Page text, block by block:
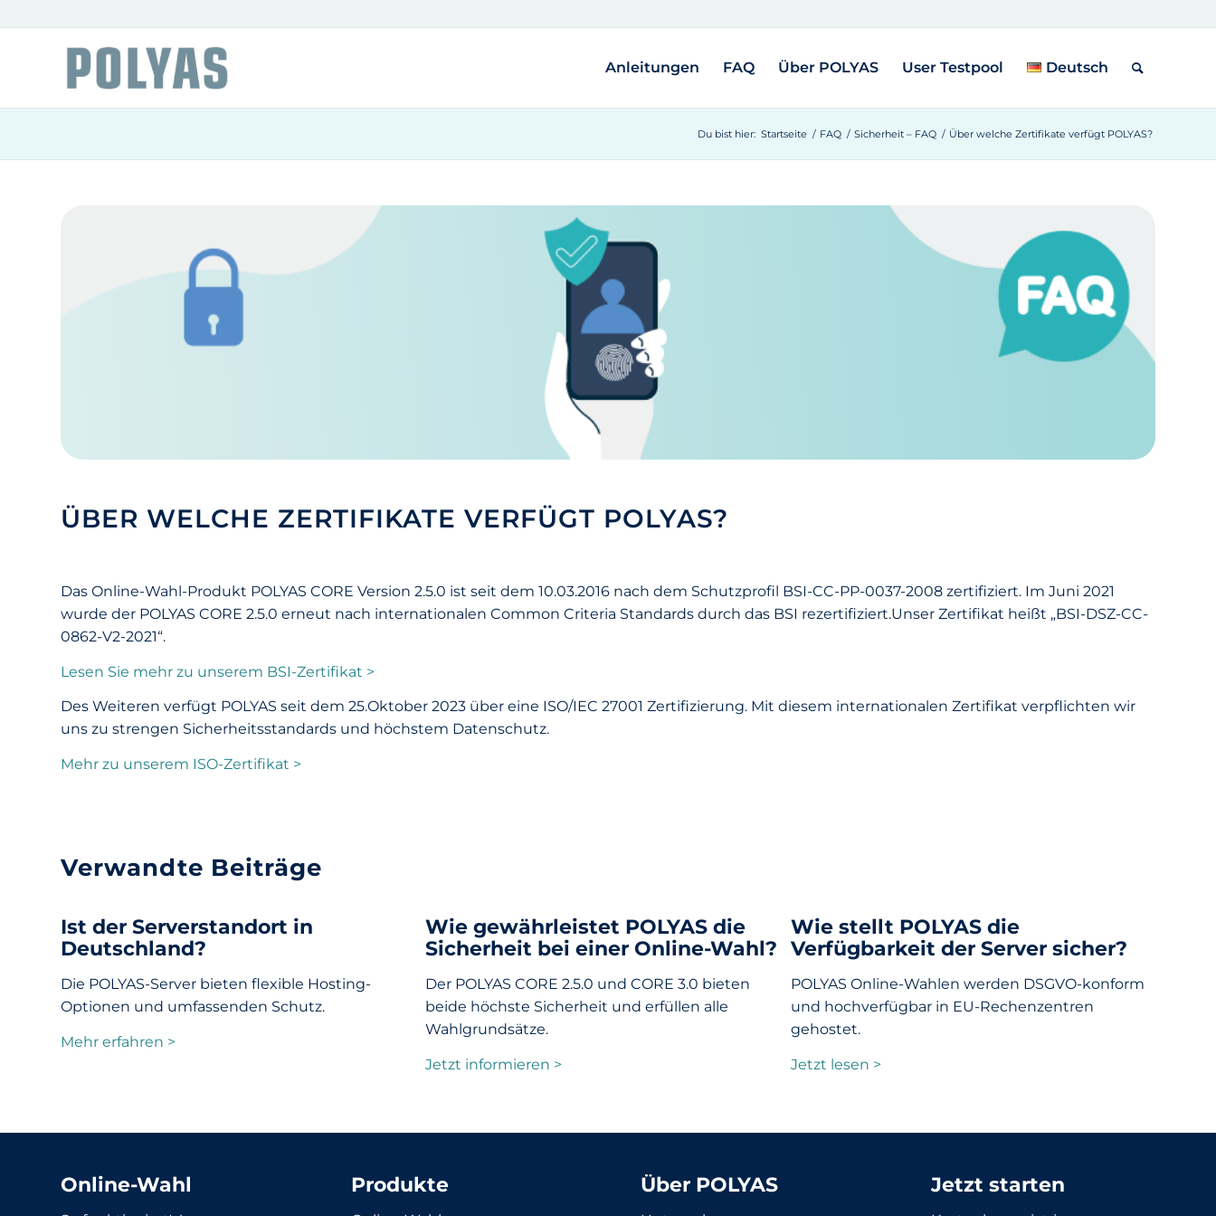
Anleitungen FAQ Über POLYAS User Testpool Deutsch
Du bist hier: Startseite / FAQ / Sicherheit – FAQ / Über welche Zertifikate verfügt POLYAS?
ÜBER WELCHE ZERTIFIKATE VERFÜGT POLYAS?
Das Online-Wahl-Produkt POLYAS CORE Version 2.5.0 ist seit dem 10.03.2016 nach dem Schutzprofil BSI-CC-PP-0037-2008 zertifiziert. Im Juni 2021
wurde der POLYAS CORE 2.5.0 erneut nach internationalen Common Criteria Standards durch das BSI rezertifiziert.Unser Zertifikat heißt „BSI-DSZ-CC-
0862-V2-2021“.
Lesen Sie mehr zu unserem BSI-Zertifikat >
Des Weiteren verfügt POLYAS seit dem 25.Oktober 2023 über eine ISO/IEC 27001 Zertifizierung. Mit diesem internationalen Zertifikat verpflichten wir
uns zu strengen Sicherheitsstandards und höchstem Datenschutz.
Mehr zu unserem ISO-Zertifikat >
Verwandte Beiträge
Ist der Serverstandort in
Deutschland?
Die POLYAS-Server bieten flexible Hosting-
Optionen und umfassenden Schutz.
Mehr erfahren >
Wie gewährleistet POLYAS die
Sicherheit bei einer Online-Wahl?
Der POLYAS CORE 2.5.0 und CORE 3.0 bieten
beide höchste Sicherheit und erfüllen alle
Wahlgrundsätze.
Jetzt informieren >
Wie stellt POLYAS die
Verfügbarkeit der Server sicher?
POLYAS Online-Wahlen werden DSGVO-konform
und hochverfügbar in EU-Rechenzentren
gehostet.
Jetzt lesen >
Online-Wahl Produkte Über POLYAS Jetzt starten